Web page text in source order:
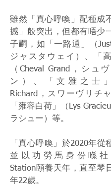
雖然「真心呼喚」配種成
撼」般突出，但都有唔少
子嗣，如「一路通」（
ジャスタウェイ）、「高
（Cheval Grand，シュ
ン）、「文雅之士」
Richard，スワーヴリチ
「雍容白荷」（Lys
ラシュー）等。
「真心呼喚」於2020年從
並以功勞馬身份喺社
Station頤養天年，直至琴
年22歲。